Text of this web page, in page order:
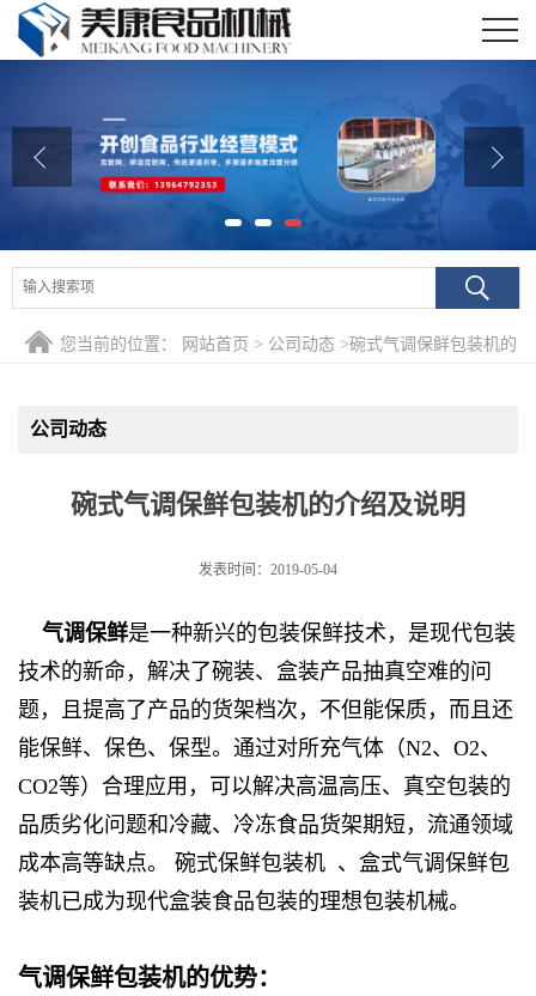
公司介绍
公司动态
产品展厅
联系我们
您当前的位置： 网站首页 > 公司动态 >碗式气调保鲜包装机的
公司动态
碗式气调保鲜包装机的介绍及说明
发表时间：2019-05-04
气调保鲜是一种新兴的包装保鲜技术，是现代包装
技术的新命，解决了碗装、盒装产品抽真空难的问
题，且提高了产品的货架档次，不但能保质，而且还
能保鲜、保色、保型。通过对所充气体（N2、O2、
CO2等）合理应用，可以解决高温高压、真空包装的
品质劣化问题和冷藏、冷冻食品货架期短，流通领域
成本高等缺点。 碗式保鲜包装机 、盒式气调保鲜包
装机已成为现代盒装食品包装的理想包装机械。
气调保鲜包装机的优势：